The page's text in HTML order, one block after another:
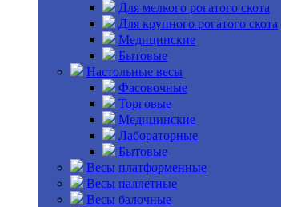
Для мелкого рогатого скота
Для крупного рогатого скота
Медицинские
Бытовые
Настольные весы
Фасовочные
Торговые
Медицинские
Лабораторные
Бытовые
Весы платформенные
Весы паллетные
Весы балочные